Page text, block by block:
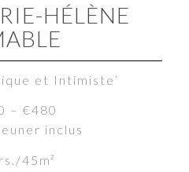
HÉLÈNE
et Intimiste’
– €480
inclus
45m²